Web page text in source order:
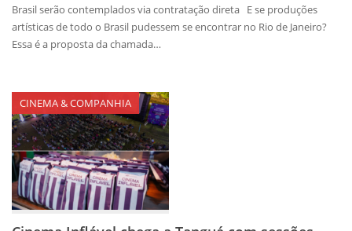
Brasil serão contemplados via contratação direta E se produções
artísticas de todo o Brasil pudessem se encontrar no Rio de Janeiro?
Essa é a proposta da chamada…
CINEMA & COMPANHIA